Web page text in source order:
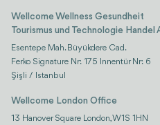
Wellcome Wellness Gesundheit
Tourismus und Technologie Handel
Esentepe Mah. Büyükdere Cad.
Ferko Signature Nr: 175 Innentür Nr: 6
Şişli / Istanbul
Wellcome London Office
13 Hanover Square London, W1S 1HN